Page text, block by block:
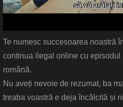
Te numesc succesoarea noastră
continua ilegal online cu episodul
română.
Nu aveți nevoie de rezumat, ba
treaba voastră e deja încâlcită și